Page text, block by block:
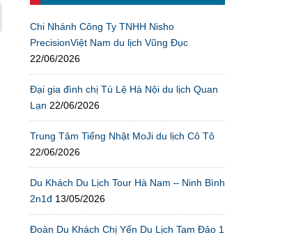
Chi Nhánh Công Ty TNHH Nisho
PrecisionViệt Nam du lịch Vũng Đục
22/06/2026
Đại gia đình chị Tú Lệ Hà Nội du lịch Quan
Lạn 22/06/2026
Trung Tâm Tiếng Nhật MoJi du lịch Cô Tô
22/06/2026
Du Khách Du Lịch Tour Hà Nam – Ninh Bình
2n1đ 13/05/2026
Đoàn Du Khách Chị Yến Du Lịch Tam Đảo 1